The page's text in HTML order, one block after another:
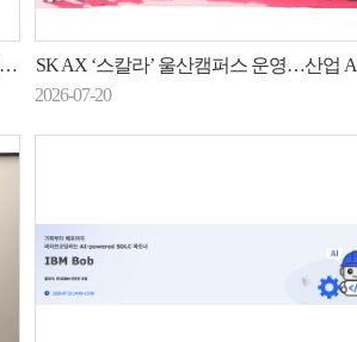
SK AX ‘스칼라’ 울산캠퍼스 운영…산업 AI 전환 인재 양성
2026-07-20